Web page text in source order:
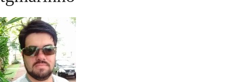
para
o
conteúdo